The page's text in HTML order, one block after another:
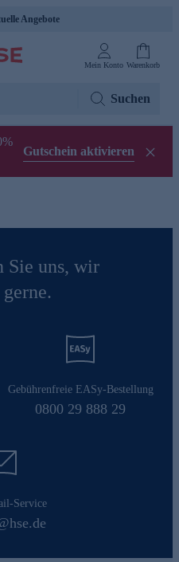
Angebote
Mein Konto Warenkorb
Suchen
Gutschein aktivieren
Sie uns, wir
Gebührenfreie EASy-Bestellung
0800 29 888 29
Service